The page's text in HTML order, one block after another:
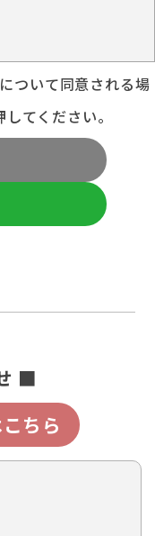
ついて同意される場
てください。
■
ちら